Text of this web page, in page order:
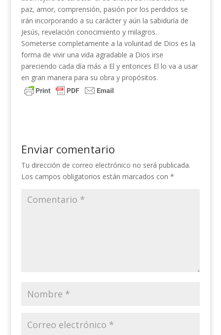
paz, amor, comprensión, pasión por los perdidos se
irán incorporando a su carácter y aún la sabiduría de
Jesús, revelación conocimiento y milagros.
Someterse completamente a la voluntad de Dios es la
forma de vivir una vida agradable a Dios irse
pareciendo cada día más a El y entonces El lo va a usar
en gran manera para su obra y propósitos.
Enviar comentario
Tu dirección de correo electrónico no será publicada.
Los campos obligatorios están marcados con *